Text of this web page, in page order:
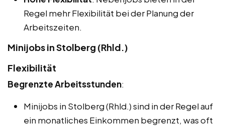
Regel mehr Flexibilität bei der Planung der
Arbeitszeiten.
Minijobs in Stolberg (Rhld.)
Flexibilität
Begrenzte Arbeitsstunden:
Minijobs in Stolberg (Rhld.) sind in der Regel auf
ein monatliches Einkommen begrenzt, was oft